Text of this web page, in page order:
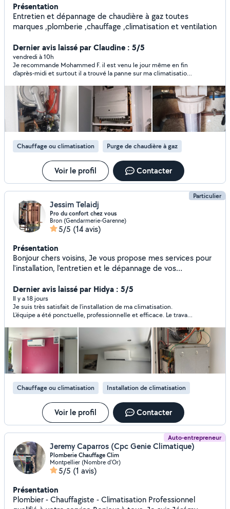
Présentation
Entretien et dépannage de chaudière à gaz toutes
marques ,plomberie ,chauffage ,climatisation et ventilation
Dernier avis laissé par Claudine : 5/5
vendredi à 10h
Je recommande Mohammed F. il est venu le jour même en fin
d'après-midi et surtout il a trouvé la panne sur ma climatisation
Chauffage ou climatisation Purge de chaudière à gaz
Voir le profil Contacter
Particulier
Jessim Telaidj
Pro du confort chez vous
Bron (Gendarmerie-Garenne)
5/5 (14 avis)
Présentation
Bonjour chers voisins, Je vous propose mes services pour
l'installation, l'entretien et le dépannage de vos
Chaudières toutes énergies Cumulus / Chauffe-eaux
Dépannage gaz tous types d'appareils Travaux de
plomberie (fuites, robinets, WC, etc.) Professionnel,
rapide et à l'écoute, j'interviens chez vous avec sérieux et
efficacité.
Dernier avis laissé par Hidya : 5/5
Il y a 18 jours
Je suis très satisfait de l'installation de ma climatisation.
L'équipe a été ponctuelle, professionnelle et efficace. Le travail
étaient claires, et le chantier a été laissé parfaitement propre.
La climatisation fonctionne parfaitement. Suite à mon
expérience très positive, j'ai recommandé cette entreprise à un
membre de ma famille, qui a également fait appel à leurs
services et en est tout aussi satisfait. Je recommande cette
entreprise sans hésitation pour son sérieux, la qualité de son
travail et son professionnalisme.
Chauffage ou climatisation
Installation de climatisation
Voir le profil Contacter
Auto-entrepreneur
Jeremy Caparros (Cpc Genie Climatique)
Plomberie Chauffage Clim
Montpellier (Nombre d'Or)
5/5 (1 avis)
Présentation
Plombier - Chauffagiste - Climatisation Professionnel